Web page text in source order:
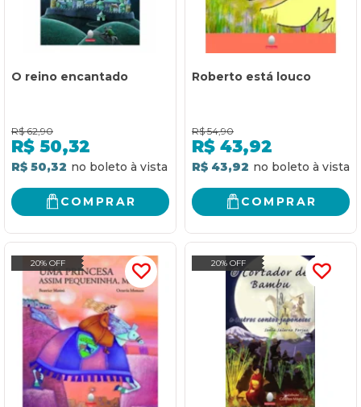
O reino encantado
R$ 62,90
R$ 50,32
R$ 50,32
COMPRAR
Roberto está louco
R$ 54,90
R$ 43,92
R$ 43,92
COMPRAR
20% OFF 20% OFF